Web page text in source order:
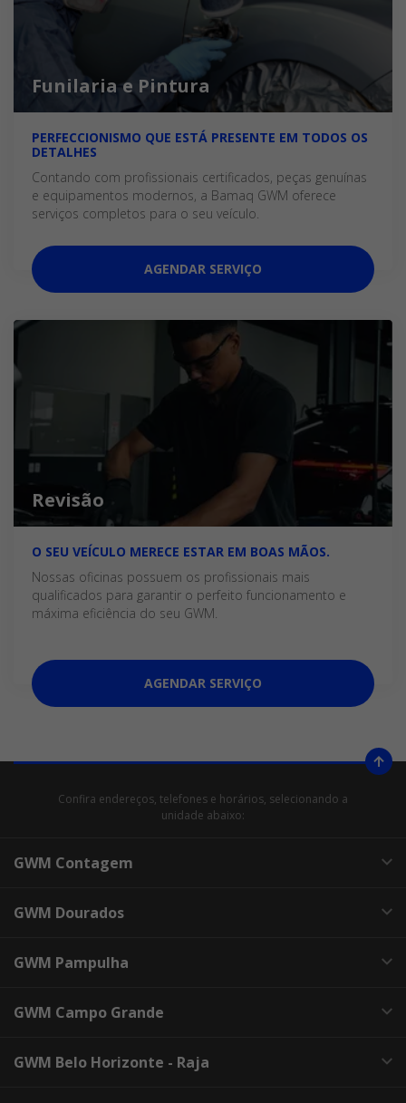
Funilaria e Pintura
PERFECCIONISMO QUE ESTÁ PRESENTE EM TODOS OS
DETALHES
Contando com profissionais certificados, peças genuínas
e equipamentos modernos, a Bamaq GWM oferece
serviços completos para o seu veículo.
AGENDAR SERVIÇO
Revisão
O SEU VEÍCULO MERECE ESTAR EM BOAS MÃOS.
Nossas oficinas possuem os profissionais mais
qualificados para garantir o perfeito funcionamento e
máxima eficiência do seu GWM.
AGENDAR SERVIÇO
Confira endereços, telefones e horários, selecionando a
unidade abaixo:
GWM Contagem
GWM Dourados
GWM Pampulha
GWM Campo Grande
GWM Belo Horizonte - Raja